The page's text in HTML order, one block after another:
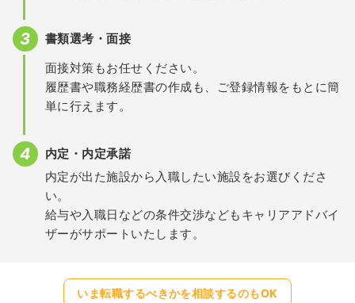
書類選考・面接
面接対策もお任せください。
履歴書や職務経歴書の作成も、ご登録情報をもとに簡
単に行えます。
内定・内定承諾
内定が出た施設から入職したい施設をお選びくださ
い。
給与や入職日などの条件交渉などもキャリアアドバイ
ザーがサポートいたします。
いま転職するべきかを相談するのもOK